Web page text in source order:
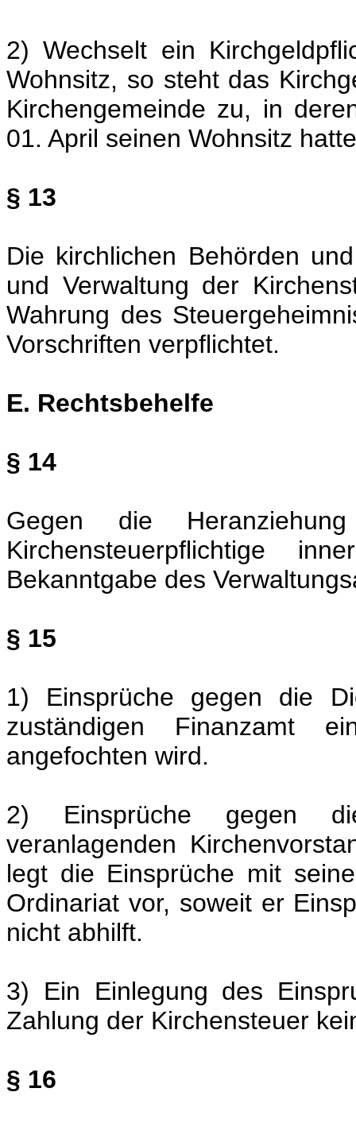
2) Wechselt ein
Wohnsitz, so steht das
Kirchengemeinde zu, in
01. April seinen Wohnsitz
§ 13
Die kirchlichen Behörden
und Verwaltung der
Wahrung des
Vorschriften verpflichtet.
E. Rechtsbehelfe
§ 14
Gegen die
Kirchensteuerpflichtige
Bekanntgabe des
§ 15
1) Einsprüche gegen die
zuständigen Finanzamt
angefochten wird.
2) Einsprüche gegen
veranlagenden
legt die Einsprüche mit
Ordinariat vor, soweit er
nicht abhilft.
3) Ein Einlegung des
Zahlung der Kirchensteuer
§ 16